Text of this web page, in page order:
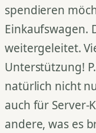
spendieren
Einkaufswagen.
weitergeleitet.
Unterstützung!
natürlich nicht
auch für Server-
andere, was es